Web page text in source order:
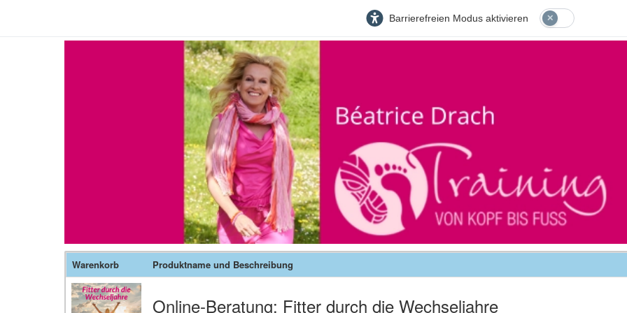
Barrierefreien Modus aktivieren
Warenkorb Produktname und Beschreibung
Online-Beratung: Fitter durch die Wechseljahre